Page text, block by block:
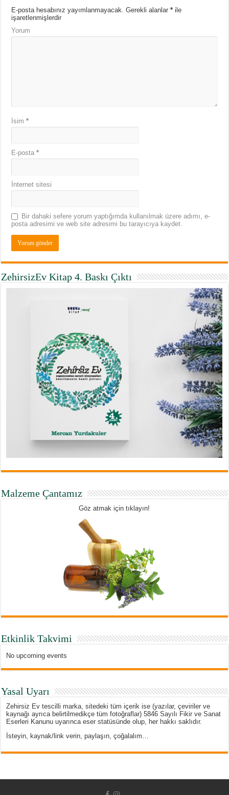
E-posta hesabınız yayımlanmayacak. Gerekli alanlar* ile
işaretlenmişlerdir
Yorum
İsim*
E-posta*
İnternet sitesi
Bir dahaki sefere yorum yaptığımda kullanılmak üzere adımı, e-
posta adresimi ve web site adresimi bu tarayıcıya kaydet.
ZehirsizEv Kitap 4. Baskı Çıktı
Malzeme Çantamız
Göz atmak için tıklayın!
Etkinlik Takvimi
No upcoming events
Yasal Uyarı
Zehirsiz Ev tescilli marka, sitedeki tüm içerik ise (yazılar, çeviriler ve
kaynağı ayrıca belirtilmedikçe tüm fotoğraflar) 5846 Sayılı Fikir ve Sanat
Eserleri Kanunu uyarınca eser statüsünde olup, her hakkı saklıdır.
İsteyin, kaynak/link verin, paylaşın, çoğalalım…